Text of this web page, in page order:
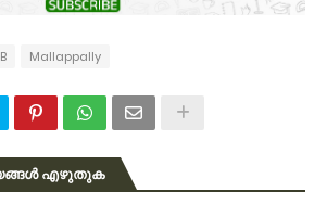
Mallappally
എഴുതുക